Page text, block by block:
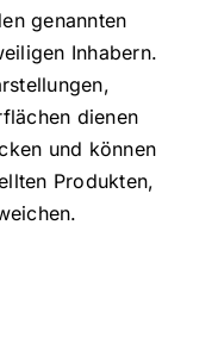
genannten
Inhabern.
dienen
und können
Produkten,